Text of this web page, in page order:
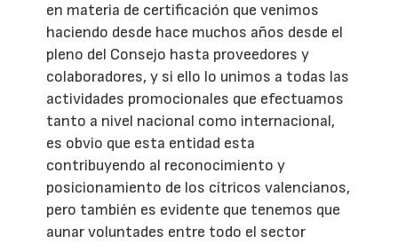
en materia de certificación que venimos
haciendo desde hace muchos años desde el
pleno del Consejo hasta proveedores y
colaboradores, y si ello lo unimos a todas las
actividades promocionales que efectuamos
tanto a nivel nacional como internacional,
es obvio que esta entidad esta
contribuyendo al reconocimiento y
posicionamiento de los cítricos valencianos,
pero también es evidente que tenemos que
aunar voluntades entre todo el sector